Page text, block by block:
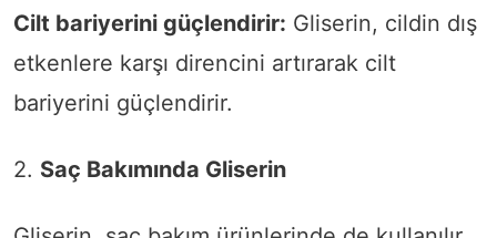
Cilt bariyerini güçlendirir: Gliserin, cildin dış
etkenlere karşı direncini artırarak cilt
bariyerini güçlendirir.
2. Saç Bakımında Gliserin